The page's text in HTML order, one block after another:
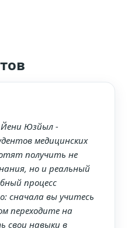
Юзйыл -
медицинских
получить не
но и реальный
процесс
сначала вы учитесь
переходите на
свои навыки в